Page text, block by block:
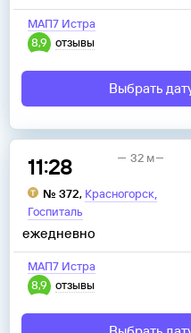
МАП7 Истра
8,9
отзывы
Выбрать
11:28
№ 372, Красногорск,
Госпиталь
32 м
МАП7 Истра
8,9
отзывы
ежедневно